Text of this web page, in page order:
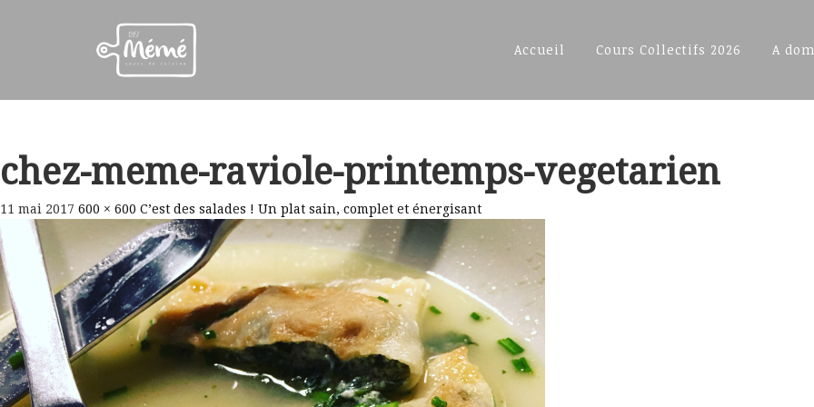
Accueil Cours Collectifs 2026 A
chez-meme-raviole-printemps-vegetarien
11 mai 2017 600 × 600 C’est des salades ! Un plat sain, complet et énergisant